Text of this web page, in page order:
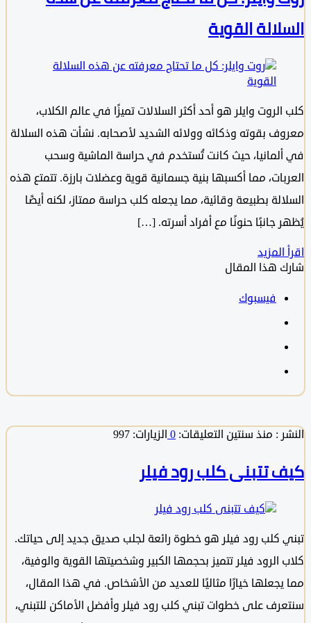
القوية
وايلر هو أحد أكثر السلالات تميزًا في عالم الكلاب،
بقوته وذكائه وولائه الشديد لأصحابه. نشأت هذه السلالة
حيث كانت تُستخدم في حراسة الماشية وسحب
مما أكسبها بنية جسمانية قوية وعضلات بارزة. تتمتع هذه
بطبيعة وقائية، مما يجعله كلب حراسة ممتاز، لكنه أيضًا
جانبًا حنونًا مع أفراد أسرته. […]
هذا المقال
فيسبوك
: منذ سنتينالتعليقات:0الزيارات: 997
تتبنى كلب رود فيلر
كلب رود فيلر هو خطوة رائعة لجلب صديق جديد إلى حياتك.
الرود فيلر تتميز بحجمها الكبير وشخصيتها القوية والوفية،
خيارًا مثاليًا للعديد من الأشخاص. في هذا المقال،
على خطوات تبني كلب رود فيلر وأفضل الأماكن للتبني،